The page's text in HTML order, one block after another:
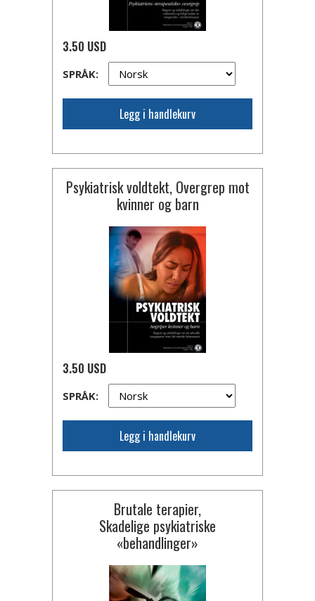
3.50 USD
SPRÅK:
Legg i handlekurv
Psykiatrisk voldtekt, Overgrep mot
kvinner og barn
3.50 USD
SPRÅK:
Legg i handlekurv
Brutale terapier,
Skadelige psykiatriske
«behandlinger»